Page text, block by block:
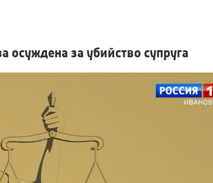
осуждена за убийство супруга